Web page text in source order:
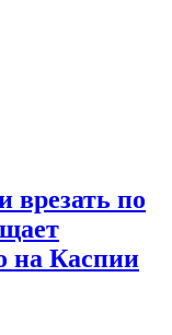
врезать по
на Каспии